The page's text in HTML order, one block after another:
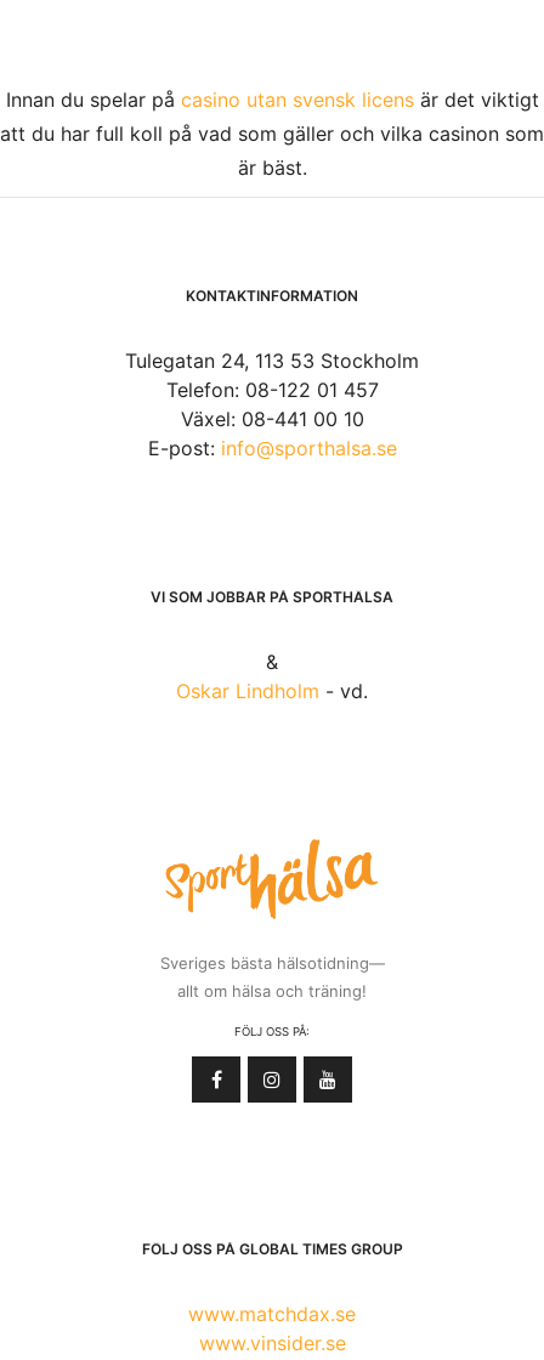
Innan du spelar på casino utan svensk licensär det viktigt
att du har full koll på vad som gäller och vilka casinon som
är bäst.
KONTAKTINFORMATION
Tulegatan 24, 113 53 Stockholm
Telefon: 08-122 01 457
Växel: 08-441 00 10
E-post: info@sporthalsa.se
VI SOM JOBBAR PÅ SPORTHÄLSA
&
Oskar Lindholm - vd.
Sveriges bästa hälsotidning—
allt om hälsa och träning!
FÖLJ OSS PÅ:
FÖLJ OSS PÅ GLOBAL TIMES GROUP
www.matchdax.se
www.vinsider.se